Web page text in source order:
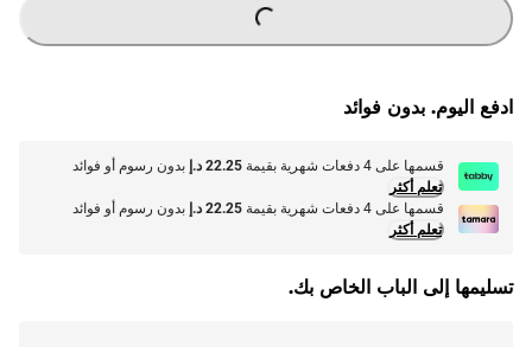
ادفع اليوم. بدون فوائد
قسمها على 4 دفعات شهرية بقيمة 22.25 د.إ
بدون رسوم أو فوائد
تعلم أكثر
قسمها على 4 دفعات شهرية بقيمة
22.25 د.إ
بدون رسوم أو فوائد
تعلم أكثر
تسليمها إلى الباب الخاص بك.